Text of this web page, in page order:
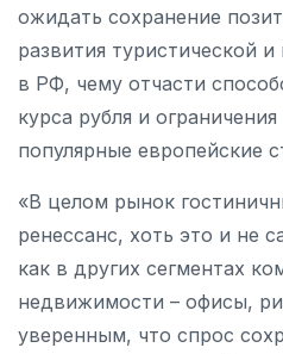
ожидать сохранение
развития туристической
в РФ, чему отчасти
курса рубля и
популярные европейские
«В целом рынок
ренессанс, хоть это и не
как в других сегментах
недвижимости – офисы,
уверенным, что спрос